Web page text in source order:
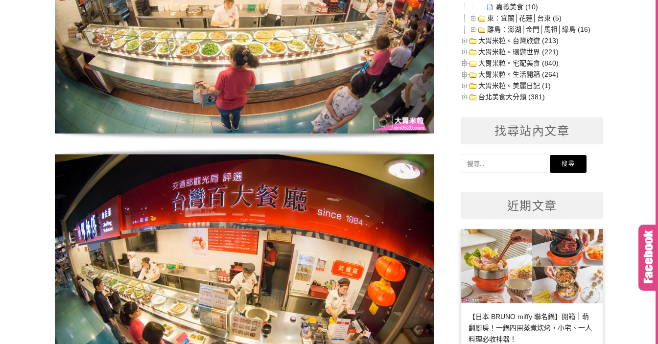
嘉義美食 (10)
東：宜蘭│花蓮│台東 (5)
離島：澎湖│金門│馬祖│綠島 (16)
大胃米粒。台灣旅遊 (213)
大胃米粒。環遊世界 (221)
大胃米粒。宅配美食 (840)
大胃米粒。生活開箱 (264)
大胃米粒。美麗日記 (1)
台北美食大分類 (381)
找尋站內文章
近期文章
【日本 BRUNO miffy 聯名鍋】開箱｜萌
翻廚房！一鍋四用蒸煮炊烤，小宅、一人
料理必收神器！